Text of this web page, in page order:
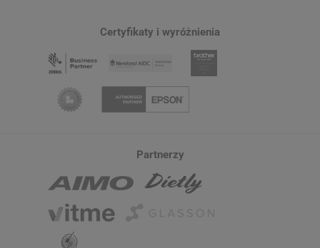
Certyfikaty i wyróżnienia
Partnerzy